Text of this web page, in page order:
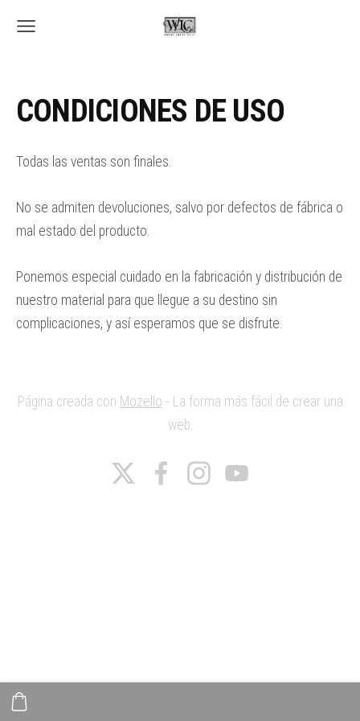
CONDICIONES DE USO
Todas las ventas son finales.
No se admiten devoluciones, salvo por defectos de fábrica o
mal estado del producto.
Ponemos especial cuidado en la fabricación y distribución de
nuestro material para que llegue a su destino sin
complicaciones, y así esperamos que se disfrute.
Página creada con Mozello - La forma más fácil de crear una
web.